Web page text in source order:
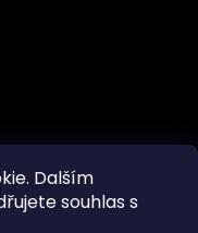
Dalším
souhlas s